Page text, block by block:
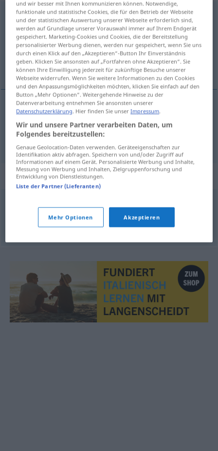
Schweinchenn <-s;Schweinchen>
Übersicht aller Übersetzungen
(Für mehr Details die Übersetzung anklicken/antippen)
maialino, porcellino
maialinom Schweinchen
porcellinom Schweinchen
Synonyme für "Schweinchen"
Frischling
und wir besser mit Ihnen kommunizieren können. Notwendige,
funktionale und statistische Cookies, die für den Betrieb der Webseite
und der statistischen Auswertung unserer Webseite erforderlich sind,
werden auf Grundlage unserer Vorauswahl immer auf Ihrem Endgerät
gespeichert. Marketing-Cookies und Cookies, die der Bereitstellung
personalisierter Werbung dienen, werden nur gespeichert, wenn Sie uns
durch einen Klick auf den „Akzeptieren“-Button Ihr Einverständnis
geben. Klicken Sie ansonsten auf „Fortfahren ohne Akzeptieren“. Sie
können Ihre Einwilligung jederzeit für zukünftige Besuche unserer
Webseite widerrufen. Wenn Sie weitere Informationen zu den Cookies
und den Anpassungsmöglichkeiten möchten, klicken Sie einfach auf den
Button „Mehr Optionen“. Weitergehende Hinweise zu der
Datenverarbeitung entnehmen Sie ansonsten unserer
Datenschutzerklärung . Hier finden Sie unserImpressum
Wir und unsere Partner verarbeiten Daten, um
Folgendes bereitzustellen:
Genaue Geolocation-Daten verwenden. Geräteeigenschaften zur
Identifikation aktiv abfragen. Speichern von und/oder Zugriff auf
Informationen auf einem Gerät. Personalisierte Werbung und Inhalte,
Messung von Werbung und Inhalten, Zielgruppenforschung und
Entwicklung von Dienstleistungen.
Liste der Partner (Lieferanten)
Mehr Optionen Akzeptieren